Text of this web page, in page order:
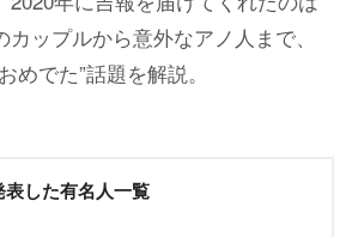
ップルから意外なアノ人まで、
めでた”話題を解説。
した有名人一覧